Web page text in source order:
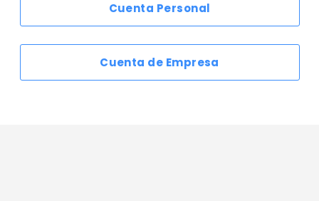
Cuenta Personal
Cuenta de Empresa